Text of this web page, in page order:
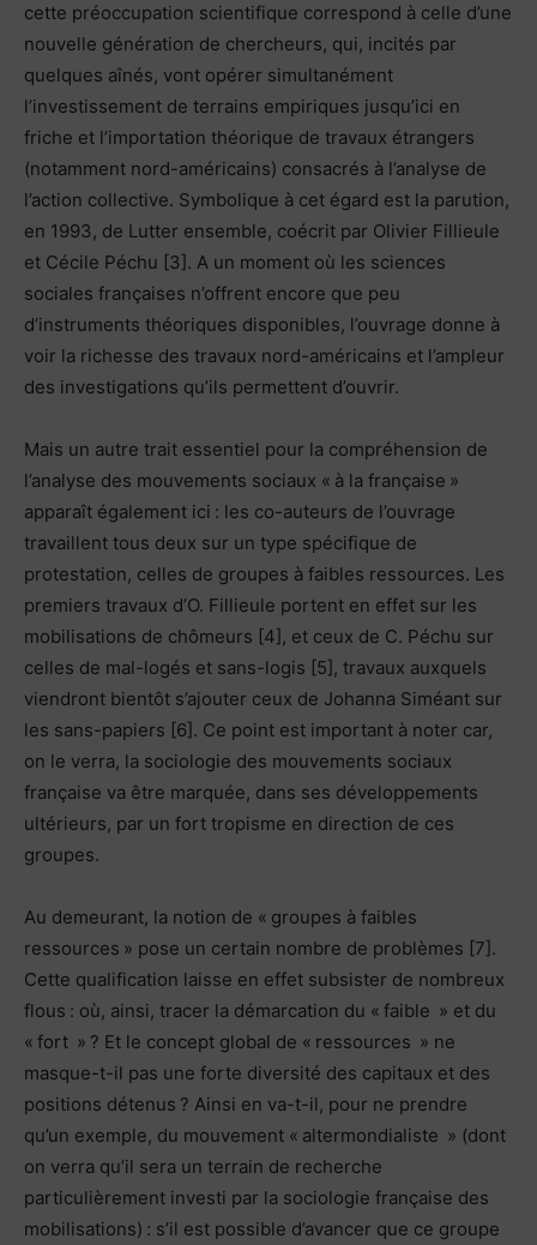
cette préoccupation scientifique correspond à celle d’une
nouvelle génération de chercheurs, qui, incités par
quelques aînés, vont opérer simultanément
l’investissement de terrains empiriques jusqu’ici en
friche et l’importation théorique de travaux étrangers
(notamment nord-américains) consacrés à l’analyse de
l’action collective. Symbolique à cet égard est la parution,
en 1993, de Lutter ensemble, coécrit par Olivier Fillieule
et Cécile Péchu [3]. A un moment où les sciences
sociales françaises n’offrent encore que peu
d’instruments théoriques disponibles, l’ouvrage donne à
voir la richesse des travaux nord-américains et l’ampleur
des investigations qu’ils permettent d’ouvrir.
Mais un autre trait essentiel pour la compréhension de
l’analyse des mouvements sociaux « à la française »
apparaît également ici : les co-auteurs de l’ouvrage
travaillent tous deux sur un type spécifique de
protestation, celles de groupes à faibles ressources. Les
premiers travaux d’O. Fillieule portent en effet sur les
mobilisations de chômeurs [4], et ceux de C. Péchu sur
celles de mal-logés et sans-logis [5], travaux auxquels
viendront bientôt s’ajouter ceux de Johanna Siméant sur
les sans-papiers [6]. Ce point est important à noter car,
on le verra, la sociologie des mouvements sociaux
française va être marquée, dans ses développements
ultérieurs, par un fort tropisme en direction de ces
groupes.
Au demeurant, la notion de « groupes à faibles
ressources » pose un certain nombre de problèmes [7].
Cette qualification laisse en effet subsister de nombreux
flous : où, ainsi, tracer la démarcation du « faible » et du
« fort » ? Et le concept global de « ressources » ne
masque-t-il pas une forte diversité des capitaux et des
positions détenus ? Ainsi en va-t-il, pour ne prendre
qu’un exemple, du mouvement « altermondialiste » (dont
on verra qu’il sera un terrain de recherche
particulièrement investi par la sociologie française des
mobilisations) : s’il est possible d’avancer que ce groupe